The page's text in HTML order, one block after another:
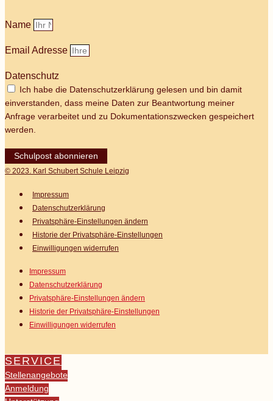
Name
Email Adresse
Datenschutz
Ich habe die Datenschutzerklärung gelesen und bin damit
einverstanden, dass meine Daten zur Beantwortung meiner
Anfrage verarbeitet und zu Dokumentationszwecken gespeichert
werden.
Schulpost abonnieren
© 2023. Karl Schubert Schule Leipzig
Impressum
Datenschutz­erklärung
Privatsphäre-Einstellungen ändern
Historie der Privatsphäre-Einstellungen
Einwilligungen widerrufen
Impressum
Datenschutz­erklärung
Privatsphäre-Einstellungen ändern
Historie der Privatsphäre-Einstellungen
Einwilligungen widerrufen
SERVICE
Stellenangebote
Anmeldung